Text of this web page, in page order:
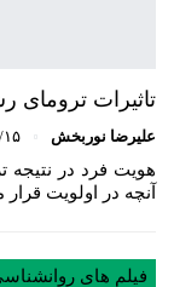
تاثیرات ترومای
علیرضا نوربخش
هویت فرد در نتیجه‌
آنچه در اولویت
فیلم های